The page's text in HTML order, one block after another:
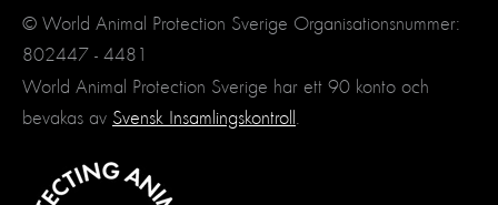
© World Animal Protection Sverige Organisationsnummer:
802447 - 4481
World Animal Protection Sverige har ett 90 konto och
bevakas av Svensk Insamlingskontroll